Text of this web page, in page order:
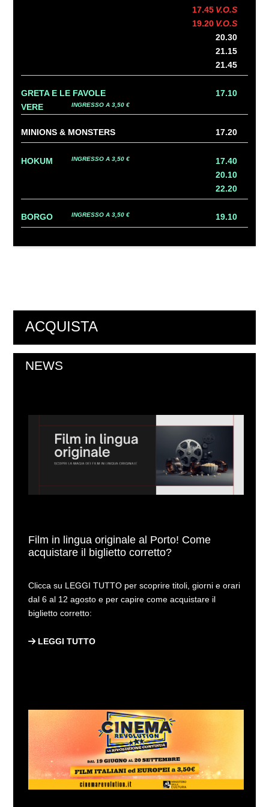
17.45 V.O.S
19.20 V.O.S
20.30
21.15
21.45
GRETA E LE FAVOLE
VERE
INGRESSO A 3,50 €
17.10
MINIONS & MONSTERS 17.20
HOKUM INGRESSO A 3,50 €
17.40
20.10
22.20
BORGO INGRESSO A 3,50 € 19.10
ACQUISTA
NEWS
Film in lingua originale al Porto! Come
acquistare il biglietto corretto?
Clicca su LEGGI TUTTO per scoprire titoli, giorni e orari
dal 6 al 12 agosto e per capire come acquistare il
biglietto corretto:
LEGGI TUTTO